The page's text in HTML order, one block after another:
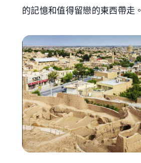
的記憶和值得留戀的東西帶走。